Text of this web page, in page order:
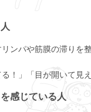
ンパや筋膜の滞りを
！」「目が開いて見
感じている人